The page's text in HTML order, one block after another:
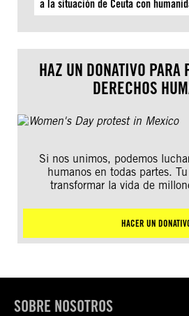
a la situación de Ceuta con
HAZ UN DONATIVO PARA
DERECHOS
Si nos unimos, podemos
humanos en todas partes.
transformar la vida de
HACER UN
SOBRE NOSOTROS